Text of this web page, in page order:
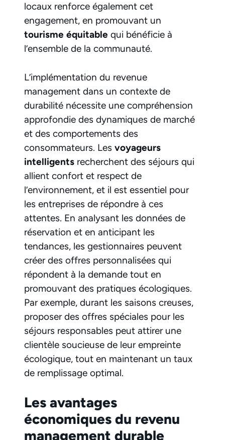
locaux renforce également cet
engagement, en promouvant un
tourisme équitable qui bénéficie à
l’ensemble de la communauté.
L’implémentation du revenue
management dans un contexte de
durabilité nécessite une compréhension
approfondie des dynamiques de marché
et des comportements des
consommateurs. Les voyageurs
intelligents recherchent des séjours qui
allient confort et respect de
l’environnement, et il est essentiel pour
les entreprises de répondre à ces
attentes. En analysant les données de
réservation et en anticipant les
tendances, les gestionnaires peuvent
créer des offres personnalisées qui
répondent à la demande tout en
promouvant des pratiques écologiques.
Par exemple, durant les saisons creuses,
proposer des offres spéciales pour les
séjours responsables peut attirer une
clientèle soucieuse de leur empreinte
écologique, tout en maintenant un taux
de remplissage optimal.
Les avantages
économiques du revenu
management durable